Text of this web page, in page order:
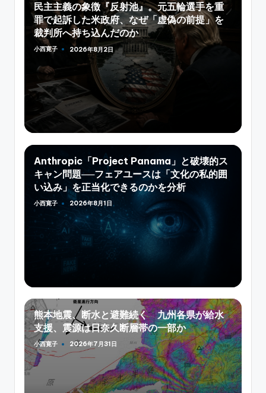
民主主義の象徴『反射池』。元五輪選手を重
罪で起訴した米政府、なぜ「虚偽の前提」を
裁判所へ持ち込んだのか
Posted
小西寛子 2026年8月2日
Anthropic「Project Panama」と破壊的ス
キャン問題──フェアユースは「文化の私的囲
い込み」を正当化できるのかを分析
Posted
小西寛子 2026年8月1日
熊本地震、断水と避難続く 九州各県が給水
支援、震源は日奈久断層帯の一部か
Posted
by
小西寛子 2026年7月31日